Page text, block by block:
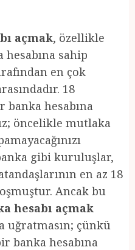
açmak, özellikle
sahip
en çok
18
banka hesabına
öncelikle mutlaka
gibi kuruluşlar,
en az 18
Ancak bu
hesabı açmak
uğratmasın; çünkü
banka hesabına